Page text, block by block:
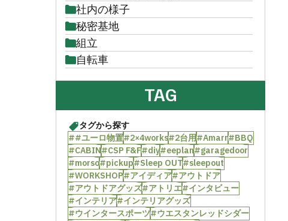
社内の様子
秘密基地
組立
自転車
TAG
タグから探す
##ユーロ物置#2×4works#2台用#Amarr#BBQ
#CABIN#CSP F&F#diy#eeplan#garagedoor
#morso#pickup#Sleep OUT#sleepout
#WORKSHOP#アイディア#アウトドア
#アウトドアグッズ#アトリエ#インタビュー
#インテリア#インテリアグッズ
#ウインタースポーツ#ウエスタンレッドシダー